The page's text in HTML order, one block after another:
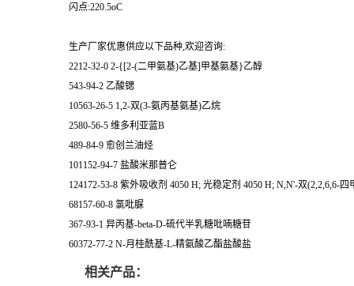
闪点:220.5oC
生产厂家优惠供应以下品种,欢迎咨询:
2212-32-0 2-{[2-(二甲氨基)乙基]甲基氨基}乙醇
543-94-2 乙酸锶
10563-26-5 1,2-双(3-氨丙基氨基)乙烷
2580-56-5 维多利亚蓝B
489-84-9 愈创兰油烃
101152-94-7 盐酸米那普仑
124172-53-8 紫外吸收剂 4050 H; 光稳定剂 4050 H; N,N'-双(2,2,6,6-
68157-60-8 氯吡脲
367-93-1 异丙基-beta-D-硫代半乳糖吡喃糖苷
60372-77-2 N-月桂酰基-L-精氨酸乙酯盐酸盐
相关产品：